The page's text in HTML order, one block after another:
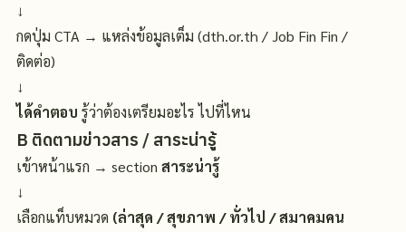
↓
กดปุ่ม CTA → แหล่งข้อมูลเต็ม (dth.or.th / Job Fin Fin /
ติดต่อ)
↓
ได้คำตอบ รู้ว่าต้องเตรียมอะไร ไปที่ไหน
B ติดตามข่าวสาร / สาระน่ารู้
เข้าหน้าแรก → section สาระน่ารู้
↓
เลือกแท็บหมวด (ล่าสุด / สุขภาพ / ทั่วไป / สมาคมคน